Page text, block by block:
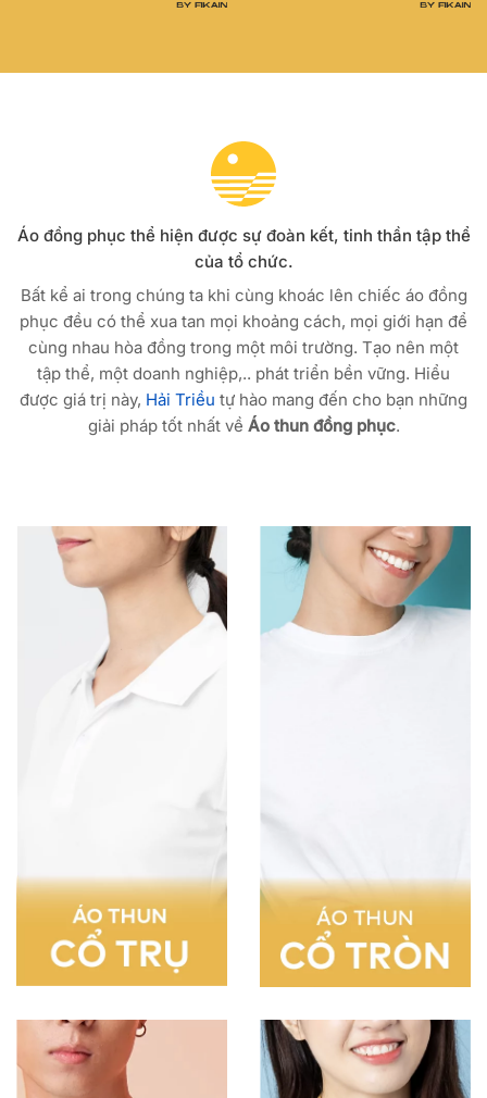
Áo đồng phục thể hiện được sự đoàn kết, tinh thần tập thể
của tổ chức.
Bất kể ai trong chúng ta khi cùng khoác lên chiếc áo đồng
phục đều có thể xua tan mọi khoảng cách, mọi giới hạn để
cùng nhau hòa đồng trong một môi trường. Tạo nên một
tập thể, một doanh nghiệp,.. phát triển bền vững. Hiểu
được giá trị này, Hải Triều tự hào mang đến cho bạn những
giải pháp tốt nhất về Áo thun đồng phục.